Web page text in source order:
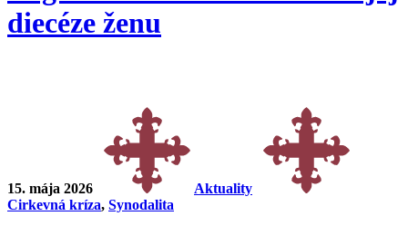
diecéze ženu
15. mája 2026
Aktuality
Cirkevná kríza, Synodalita